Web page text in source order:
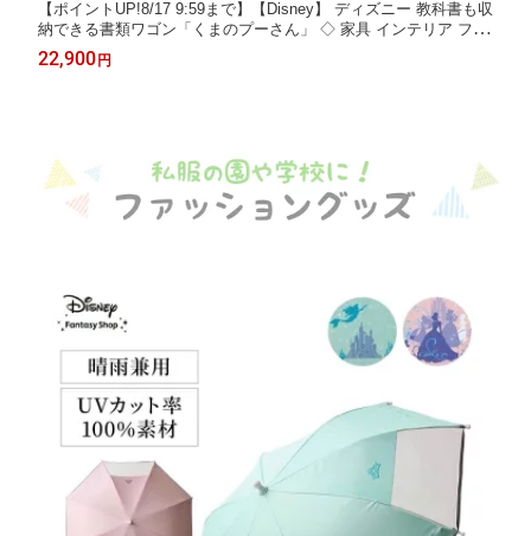
【ポイントUP!8/17 9:59まで】【Disney】 ディズニー 教科書も収
納できる書類ワゴン「くまのプーさん」 ◇ 家具 インテリア ファ
ニチャー ワゴン 収納ワゴン キャスターつき カート 新生活 ◇
22,900円